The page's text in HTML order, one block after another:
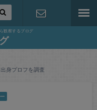
観察するブログ
身プロフを調査